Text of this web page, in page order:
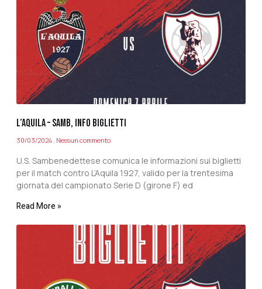
L’AQUILA – SAMB, INFO BIGLIETTI
30/03/2024 Nessun commento
U.S. Sambenedettese comunica le informazioni sui biglietti
per il match contro L’Aquila 1927, valido per la trentesima
giornata del campionato Serie D (girone F) ed
Read More »